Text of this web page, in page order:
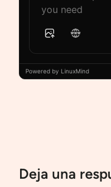
Powered by LinuxMind
Deja una